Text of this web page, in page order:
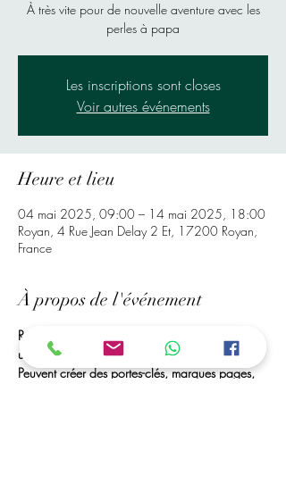
À très vite pour de nouvelle aventure avec les
perles à papa
Les inscriptions sont closes
Voir autres événements
Heure et lieu
04 mai 2025, 09:00 – 14 mai 2025, 18:00
Royan, 4 Rue Jean Delay 2 Et, 17200 Royan,
France
À propos de l'événement
Rendez-Vous à Mr bricolage de Royan, Pour
une Activité de Perles à Repasser. Vos enfants
Peuvent créer des portes-clés, marques pages,